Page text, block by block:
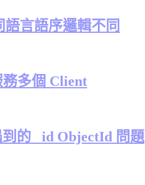
言語序邏輯不同
務多個 Client
的 _id ObjectId 問題